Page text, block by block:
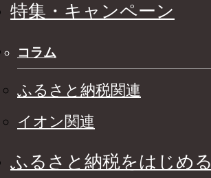
特集・キャンペーン
コラム
ふるさと納税関連
イオン関連
ふるさと納税をはじめる